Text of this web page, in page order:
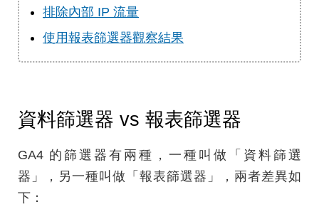
排除內部 IP 流量
使用報表篩選器觀察結果
資料篩選器 vs 報表篩選器
GA4 的篩選器有兩種，一種叫做「資料篩選
器」，另一種叫做「報表篩選器」，兩者差異如
下：